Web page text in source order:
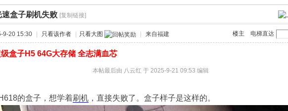
›
盒子刷机失败 [复制链接]
电梯直达
楼主
9-20 15:30 只看该作者 只看大图 来自福建
盒子H5 64G大存储 全志满血芯
本帖最后由 八云红 于 2025-9-21 09:53 编辑
的盒子，想学着刷机 ，直接失败了。盒子样子是这样的。